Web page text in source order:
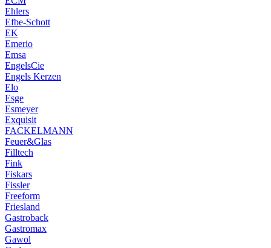
Ehlers
Efbe-Schott
EK
Emerio
Emsa
EngelsCie
Engels Kerzen
Elo
Esge
Esmeyer
Exquisit
FACKELMANN
Feuer&Glas
Filltech
Fink
Fiskars
Fissler
Freeform
Friesland
Gastroback
Gastromax
Gawol